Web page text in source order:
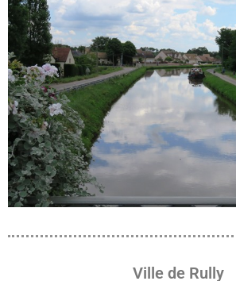
Ville de Rully